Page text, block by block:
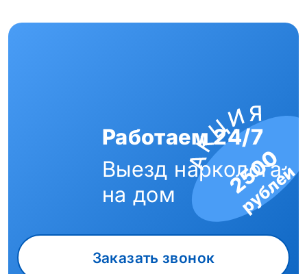
2500
рублей
Работаем 24/7
Выезд нарколога
на дом
Заказать звонок